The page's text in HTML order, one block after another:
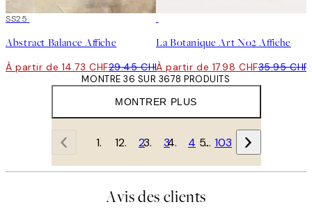
50%*
SS25
Abstract Balance Affiche
À partir de 14.73 CHF29.45 CHF
La Botanique Art No2 Affiche
À partir de 17.98 CHF35.95 CHF
MONTRER PLUS
MONTRE 36 SUR 3678 PRODUITS
1 2 3 4 … 103
Avis des clients